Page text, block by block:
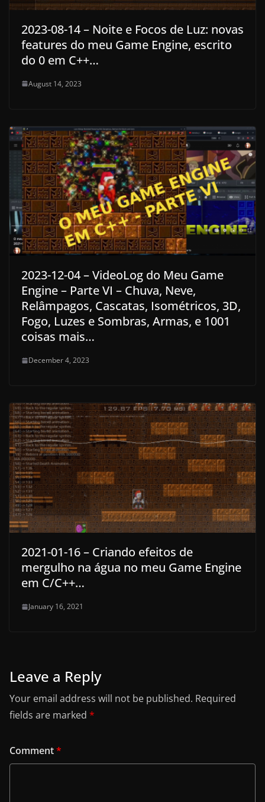
2023-08-14 – Noite e Focos de Luz: novas
features do meu Game Engine, escrito
do 0 em C++…
August 14, 2023
2023-12-04 – VideoLog do Meu Game
Engine – Parte VI – Chuva, Neve,
Relâmpagos, Cascatas, Isométricos, 3D,
Fogo, Luzes e Sombras, Armas, e 1001
coisas mais…
December 4, 2023
2021-01-16 – Criando efeitos de
mergulho na água no meu Game Engine
em C/C++…
January 16, 2021
Leave a Reply
Your email address will not be published. Required
fields are marked *
Comment*